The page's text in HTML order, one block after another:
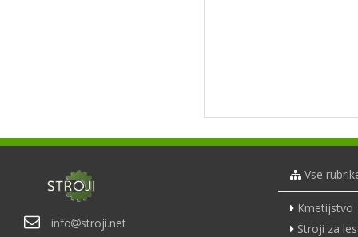
info stroji.net
Vse
Kmetijstvo
Stroji za les